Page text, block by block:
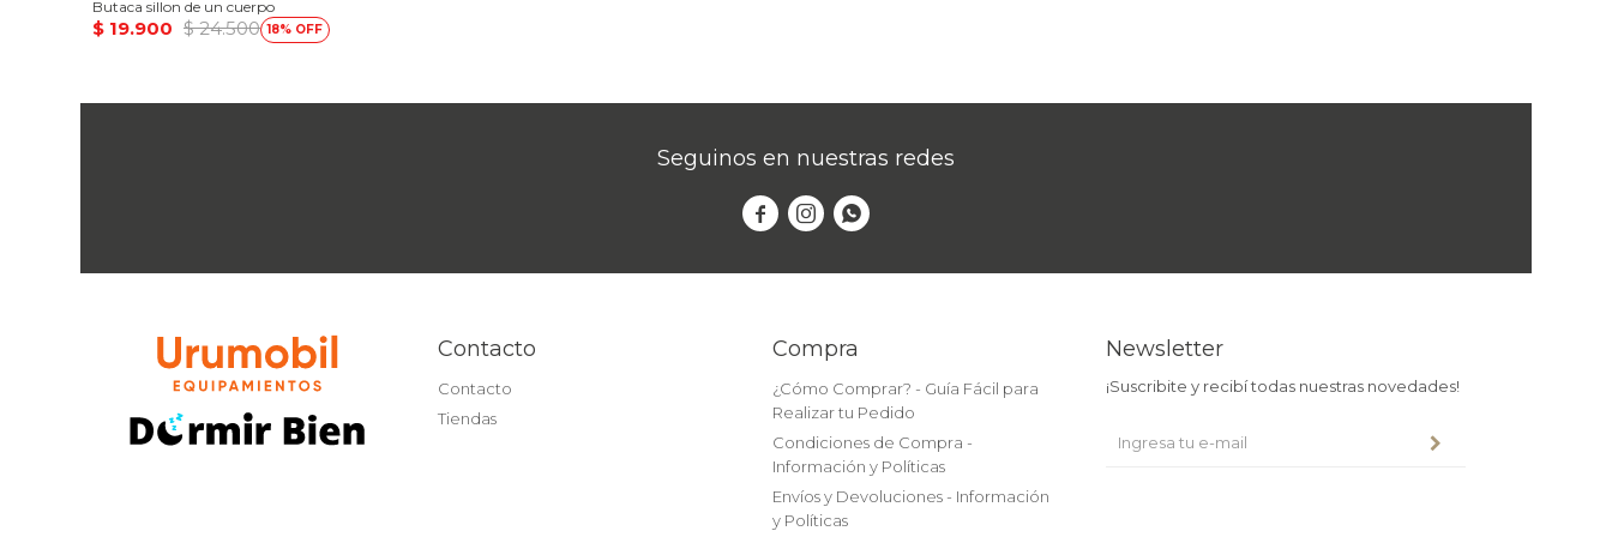
Butaca sillon de un cuerpo
$ 19.900 $ 24.500 18
Seguinos en nuestras redes
  
Contacto
Contacto
Tiendas
Compra
¿Cómo Comprar? - Guía Fácil para
Realizar tu Pedido
Condiciones de Compra -
Información y Políticas
Envíos y Devoluciones - Información
y Políticas
Newsletter
¡Suscribite y recibí todas nuestras novedades!